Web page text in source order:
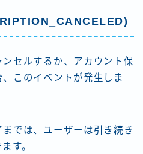
セルするか、アカウント保
このイベントが発生しま
では、ユーザーは引き続き
す。